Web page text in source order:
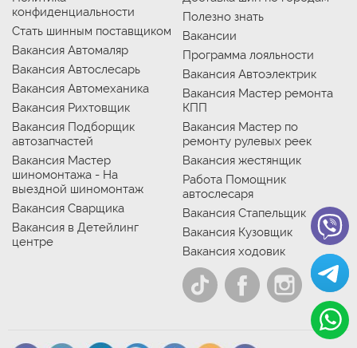
конфиденциальности
Стать шинным поставщиком
Вакансия Автомаляр
Вакансия Автослесарь
Вакансия Автомеханика
Вакансия Рихтовщик
Вакансия Подборщик
автозапчастей
Вакансия Мастер
шиномонтажа - На
выездной шиномонтаж
Вакансия Сварщика
Вакансия в Детейлинг
центре
Полезно знать
Вакансии
Программа лояльности
Вакансия Автоэлектрик
Вакансия Мастер ремонта
КПП
Вакансия Мастер по
ремонту рулевых реек
Вакансия жестянщик
Работа Помощник
автослесаря
Вакансия Стапельщик
Вакансия Кузовщик
Вакансия ходовик